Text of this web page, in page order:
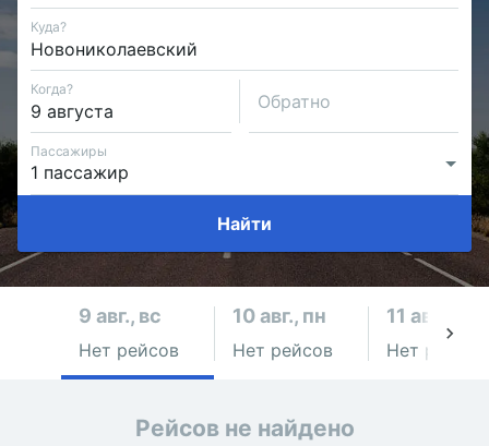
Куда?
Когда?
Обратно
Пассажиры
Найти
9 авг., вс
Нет рейсов
10 авг., пн
Нет рейсов
11 авг., вт
Нет рейсов
Рейсов не найдено